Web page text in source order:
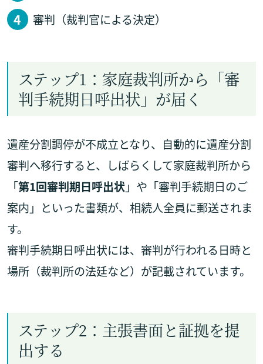
審判（裁判官による決定）
ステップ1：家庭裁判所から「審
判手続期日呼出状」が届く
遺産分割調停が不成立となり、自動的に遺産分割
審判へ移行すると、しばらくして家庭裁判所から
「第1回審判期日呼出状」や「審判手続期日のご
案内」といった書類が、相続人全員に郵送されま
す。
審判手続期日呼出状には、審判が行われる日時と
場所（裁判所の法廷など）が記載されています。
ステップ2：主張書面と証拠を提
出する